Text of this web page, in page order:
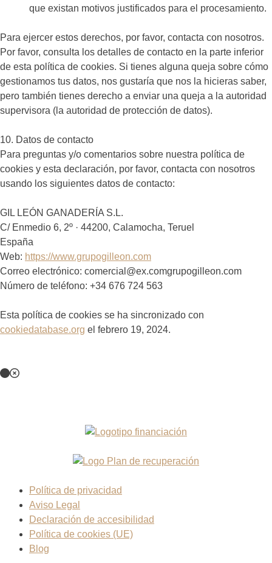
que existan motivos justificados para el procesamiento.
Para ejercer estos derechos, por favor, contacta con nosotros.
Por favor, consulta los detalles de contacto en la parte inferior
de esta política de cookies. Si tienes alguna queja sobre cómo
gestionamos tus datos, nos gustaría que nos la hicieras saber,
pero también tienes derecho a enviar una queja a la autoridad
supervisora (la autoridad de protección de datos).
10. Datos de contacto
Para preguntas y/o comentarios sobre nuestra política de
cookies y esta declaración, por favor, contacta con nosotros
usando los siguientes datos de contacto:
GIL LEÓN GANADERÍA S.L.
C/ Enmedio 6, 2º · 44200, Calamocha, Teruel
España
Web: https://www.grupogilleon.com
Correo electrónico: comercial@ex.comgrupogilleon.com
Número de teléfono: +34 676 724 563
Esta política de cookies se ha sincronizado con
cookiedatabase.org el febrero 19, 2024.
Política de privacidad
Aviso Legal
Declaración de accesibilidad
Política de cookies (UE)
Blog